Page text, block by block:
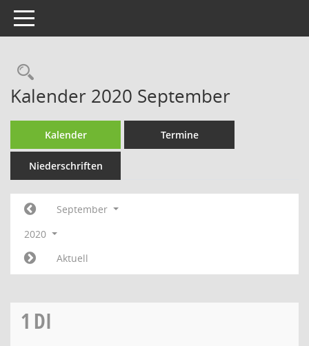
Toggle navigation
Rechercheauswahl
Kalender 2020 September
Kalender Termine
Niederschriften
September
2020
Aktuell
1 DI